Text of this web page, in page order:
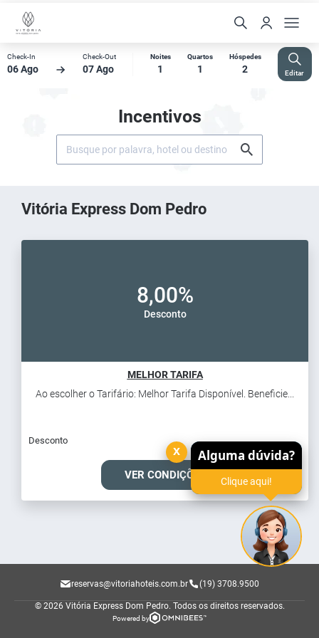
Check-In
06 Ago
Check-Out
07 Ago
Noites
1
Quartos
1
Hóspedes
2 Editar
Incentivos
Vitória Express Dom Pedro
8,00%
Desconto
MELHOR TARIFA
Ao escolher o Tarifário: Melhor Tarifa Disponível. Beneficie...
Desconto
VER CONDIÇÕES
reservas@vitoriahoteis.com.br (19) 3708.9500
© 2026 Vitória Express Dom Pedro. Todos os direitos reservados.
Powered by
Alguma dúvida?
Clique aqui!
x